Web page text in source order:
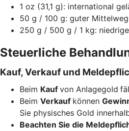
1 oz (31,1 g): international
50 g / 100 g: guter
250 g / 500 g / 1 kg:
Steuerliche
Kauf, Verkauf und
Beim Kauf von Anlagegold
Beim Verkauf können
Sie physisches Gold
Beachten Sie die